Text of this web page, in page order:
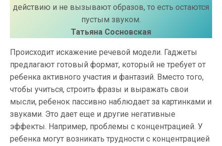
действию и не вызывают образов, то есть остаются
пустым звуком.
Татьяна Сосновская
Происходит искажение речевой модели. Гаджеты
предлагают готовый формат, который не требует от
ребенка активного участия и фантазий. Вместо того,
чтобы учиться, строить фразы и выражать свои
мысли, ребенок пассивно наблюдает за картинками и
звуками. Это дает еще и другие негативные
эффекты. Например, проблемы с концентрацией. У
ребенка могут возникать трудности с концентрацией